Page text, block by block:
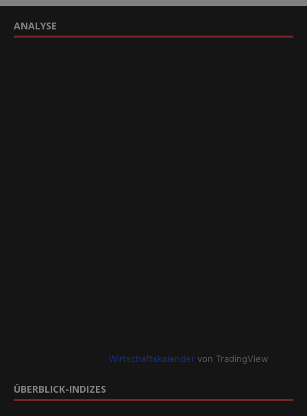
ANALYSE
Wirtschaftskalendervon TradingView
ÜBERBLICK-INDIZES